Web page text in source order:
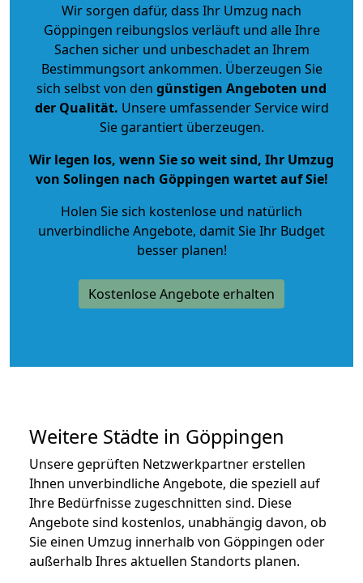
Wir sorgen dafür, dass Ihr Umzug nach
Göppingen reibungslos verläuft und alle Ihre
Sachen sicher und unbeschadet an Ihrem
Bestimmungsort ankommen. Überzeugen Sie
sich selbst von den günstigen Angeboten und
der Qualität. Unsere umfassender Service wird
Sie garantiert überzeugen.
Wir legen los, wenn Sie so weit sind, Ihr Umzug
von Solingen nach Göppingen wartet auf Sie!
Holen Sie sich kostenlose und natürlich
unverbindliche Angebote, damit Sie Ihr Budget
besser planen!
Kostenlose Angebote erhalten
Weitere Städte in Göppingen
Unsere geprüften Netzwerkpartner erstellen
Ihnen unverbindliche Angebote, die speziell auf
Ihre Bedürfnisse zugeschnitten sind. Diese
Angebote sind kostenlos, unabhängig davon, ob
Sie einen Umzug innerhalb von Göppingen oder
außerhalb Ihres aktuellen Standorts planen.